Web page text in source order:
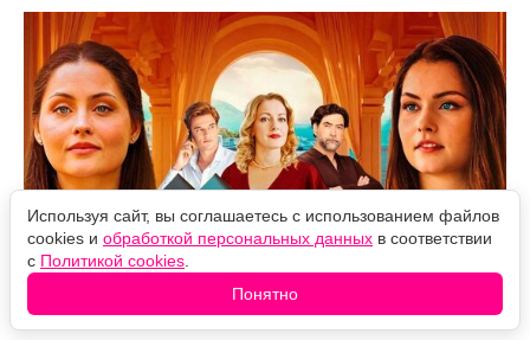
Используя сайт, вы соглашаетесь с использованием файлов
cookies и обработкой персональных данных в соответствии
с Политикой cookies
Понятно